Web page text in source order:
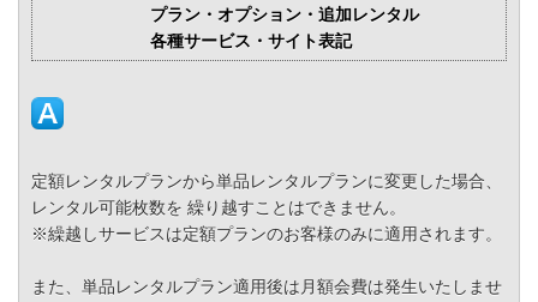
プラン・オプション・追加レンタル
各種サービス・サイト表記
定額レンタルプランから単品レンタルプランに変更した場合、
レンタル可能枚数を 繰り越すことはできません。
※繰越しサービスは定額プランのお客様のみに適用されます。
また、単品レンタルプラン適用後は月額会費は発生いたしませ